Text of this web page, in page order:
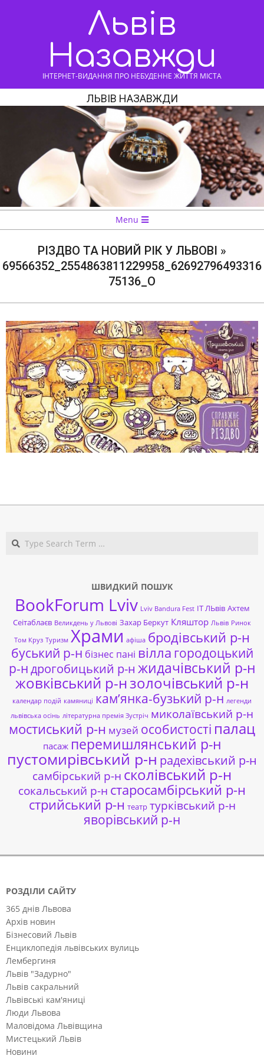
Львів
Назавжди
ІНТЕРНЕТ-ВИДАННЯ ПРО НЕБУДЕННЕ ЖИТТЯ МІСТА
ЛЬВІВ НАЗАВЖДИ
Menu
Menu
РІЗДВО ТА НОВИЙ РІК У ЛЬВОВІ »
69566352_2554863811229958_62692796493316
75136_O
12-
ШВИДКИЙ ПОШУК
BookForum Lviv Lviv Bandura Fest ІТ ЛЬвів Ахтем
Сеітаблаєв Великдень у Львові Захар Беркут Кляштор Львів Ринок
Том Круз Туризм Храми афіша бродівський р-н
буський р-н бізнес пані вілла городоцький
р-ндрогобицький р-н жидачівський р-н
жовківський р-нзолочівський р-н
календар подій камяниці кам’янка-бузький р-н легенди
львівська осінь літературна премія Зустріч миколаївський р-н
мостиський р-н музей особистості палац
пасаж перемишлянський р-н
пустомирівський р-н радехівський р-н
самбірський р-н сколівський р-н
сокальський р-н старосамбірський р-н
стрийський р-н театр турківський р-н
яворівський р-н
РОЗДІЛИ САЙТУ
365 днів Львова
Архів новин
Бізнесовий Львів
Енциклопедія львівських вулиць
Лембергиня
Львів "Задурно"
Львів сакральний
Львівські кам'яниці
Люди Львова
Маловідома Львівщина
Мистецький Львів
Новини